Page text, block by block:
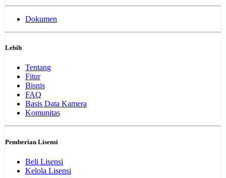
Dokumen
Lebih
Tentang
Fitur
Bisnis
FAQ
Basis Data Kamera
Komunitas
Pemberian Lisensi
Beli Lisensi
Kelola Lisensi